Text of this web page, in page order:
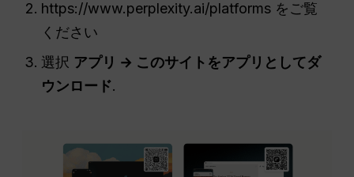
https://www.perplexity.ai/platforms をご覧
ください
選択 アプリ → このサイトをアプリとしてダ
ウンロード.